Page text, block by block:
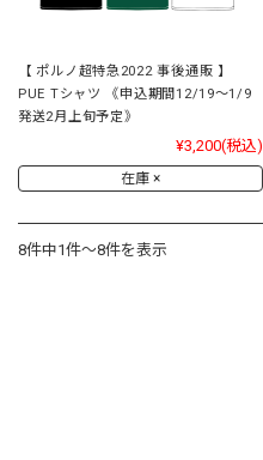
【 ポルノ超特急2022 事後通販 】
PUE Tシャツ 《申込期間12/19～1/9
発送2月上旬予定》
¥3,200(税込)
在庫 ×
8件中1件～8件を表示